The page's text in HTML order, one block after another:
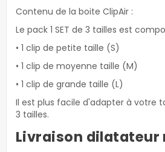
Contenu de la boite ClipAir :
Le pack 1 SET de 3 tailles est
• 1 clip de petite taille (S)
• 1 clip de moyenne taille (M)
• 1 clip de grande taille (L)
Il est plus facile d'adapter à votre
3 tailles.
Livraison dilatateur